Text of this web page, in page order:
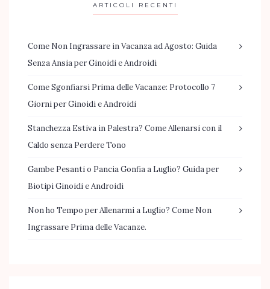
ARTICOLI RECENTI
Come Non Ingrassare in Vacanza ad Agosto: Guida
Senza Ansia per Ginoidi e Androidi
Come Sgonfiarsi Prima delle Vacanze: Protocollo 7
Giorni per Ginoidi e Androidi
Stanchezza Estiva in Palestra? Come Allenarsi con il
Caldo senza Perdere Tono
Gambe Pesanti o Pancia Gonfia a Luglio? Guida per
Biotipi Ginoidi e Androidi
Non ho Tempo per Allenarmi a Luglio? Come Non
Ingrassare Prima delle Vacanze.